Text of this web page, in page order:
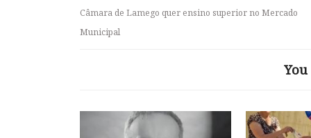
Câmara de Lamego quer ensino superior no Mercado
Municipal